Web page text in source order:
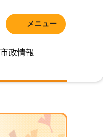
メニュー
市政情報